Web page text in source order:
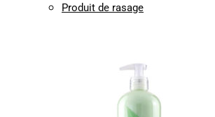
Produit de rasage